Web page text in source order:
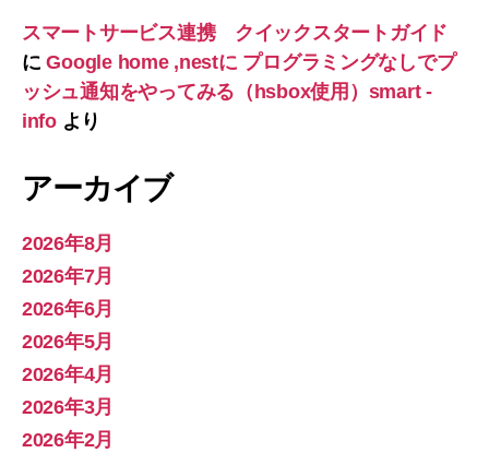
スマートサービス連携 クイックスタートガイド
にGoogle home ,nestに プログラミングなしでプ
ッシュ通知をやってみる（hsbox使用）smart -
infoより
アーカイブ
2026年8月
2026年7月
2026年6月
2026年5月
2026年4月
2026年3月
2026年2月